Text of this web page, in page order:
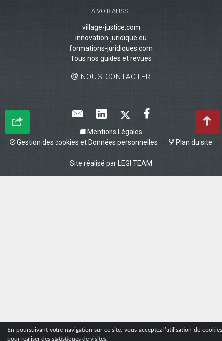
En poursuivant votre navigation sur ce site, vous acceptez l’utilisation de cookies
pour réaliser des statistiques de visites.
A VOIR AUSSI:
village-justice.com
innovation-juridique.eu
formations-juridiques.com
Tous nos guides et revues
NOUS CONTACTER
Mentions Légales
Gestion des cookies et Données personnelles
Plan du site
Site réalisé par LEGI TEAM